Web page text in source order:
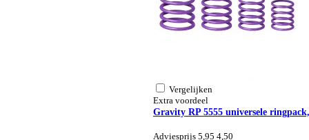
Vergelijken
Extra voordeel
Gravity RP 5555 universele
Adviesprijs 5,95 4,50